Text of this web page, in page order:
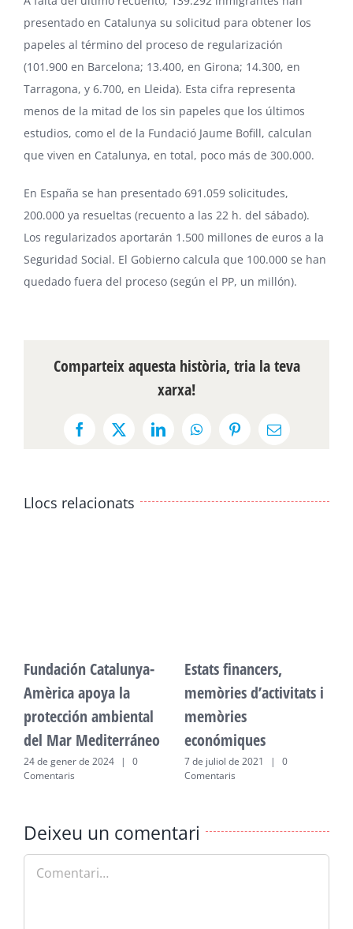
presentado en Catalunya su solicitud para obtener los
papeles al término del proceso de regularización
(101.900 en Barcelona; 13.400, en Girona; 14.300, en
Tarragona, y 6.700, en Lleida). Esta cifra representa
menos de la mitad de los sin papeles que los últimos
estudios, como el de la Fundació Jaume Bofill, calculan
que viven en Catalunya, en total, poco más de 300.000.
En España se han presentado 691.059 solicitudes,
200.000 ya resueltas (recuento a las 22 h. del sábado).
Los regularizados aportarán 1.500 millones de euros a la
Seguridad Social. El Gobierno calcula que 100.000 se han
quedado fuera del proceso (según el PP, un millón).
Comparteix aquesta història, tria la teva
xarxa!
Facebook
X LinkedInWhatsAppPinterestEmail:
Llocs relacionats
Fundación Catalunya-
Amèrica apoya la
protección ambiental
del Mar Mediterráneo
24 de gener de 2024 |
0
Comentaris
Estats financers,
memòries d’activitats i
memòries
económiques
7 de juliol de 2021 |
0
Comentaris
Deixeu un comentari